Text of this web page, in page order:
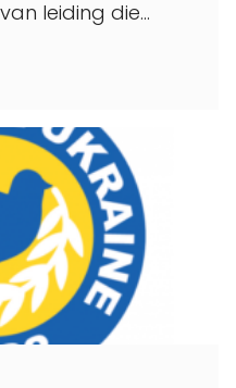
leiding die